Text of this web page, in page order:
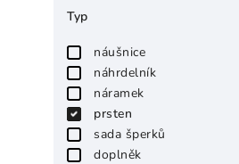
bílá
černá
růžová
červená
Typ
náušnice
náhrdelník
náramek
prsten
sada šperků
doplněk